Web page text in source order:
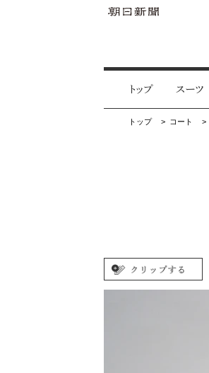
トップ スーツ
トップ コート